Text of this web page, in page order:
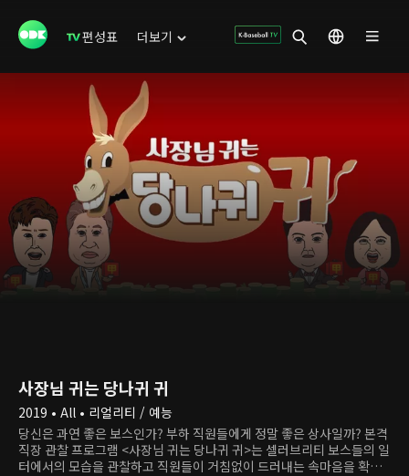
편성표 더보기
사장님 귀는 당나귀 귀
2019 • All • 리얼리티 / 예능
당신은 과연 좋은 보스인가? 부하 직원들에게 정말 좋은 상사일까? 본격
직장 관찰 프로그램 <사장님 귀는 당나귀 귀>는 셀러브리티 보스들의 일
터에서의 모습을 관찰하고 직원들이 거침없이 드러내는 속마음을 확인